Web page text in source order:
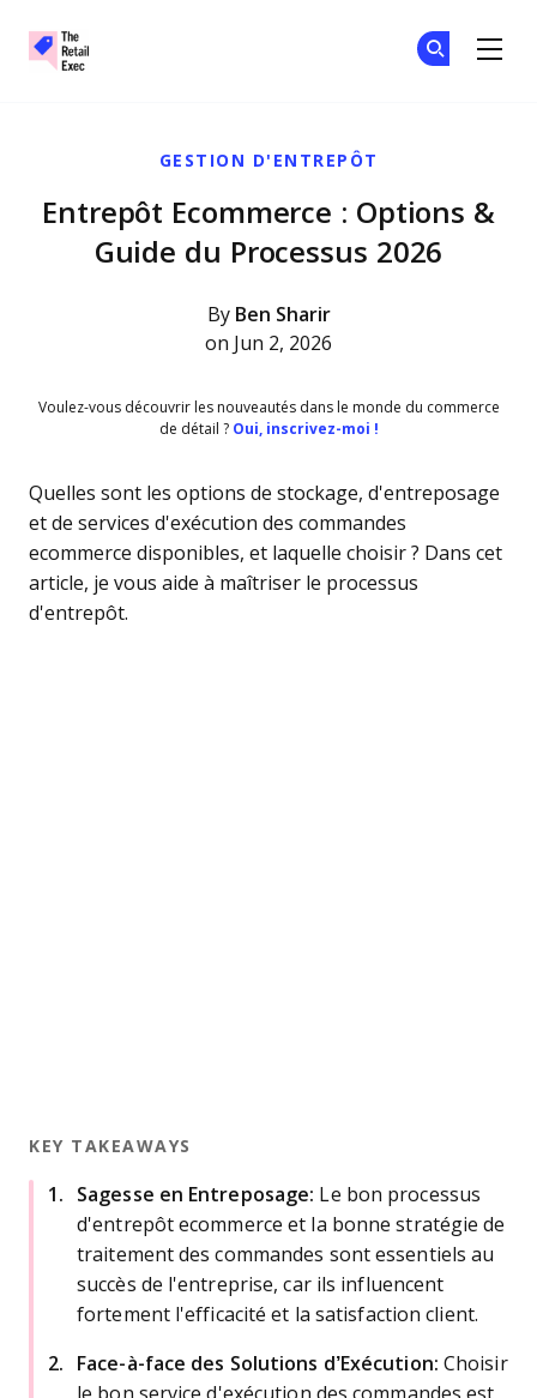
GESTION D'ENTREPÔT
Entrepôt Ecommerce : Options &
Guide du Processus 2026
By Ben Sharir
on Jun 2, 2026
Voulez-vous découvrir les nouveautés dans le monde du commerce
de détail ?Oui, inscrivez-moi !
Quelles sont les options de stockage, d'entreposage
et de services d'exécution des commandes
ecommerce disponibles, et laquelle choisir ? Dans cet
article, je vous aide à maîtriser le processus
d'entrepôt.
KEY TAKEAWAYS
Sagesse en Entreposage: Le bon processus
d'entrepôt ecommerce et la bonne stratégie de
traitement des commandes sont essentiels au
succès de l'entreprise, car ils influencent
fortement l'efficacité et la satisfaction client.
Face-à-face des Solutions d’Exécution: Choisir
le bon service d'exécution des commandes est